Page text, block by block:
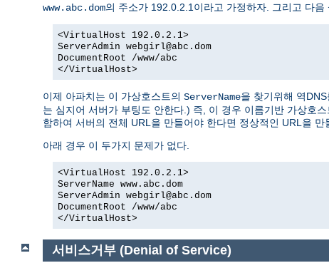
www.abc.dom의 주소가 192.0.2.1이라고 가정하자. 그리고 다음
<VirtualHost 192.0.2.1>
ServerAdmin webgirl@abc.dom
DocumentRoot /www/abc
</VirtualHost>
이제 아파치는 이 가상호스트의 ServerName을 찾기위해 역
는 심지어 서버가 부팅도 안한다.) 즉, 이 경우 이름기반 가상호
함하여 서버의 전체 URL을 만들어야 한다면 정상적인 URL을 만
아래 경우 이 두가지 문제가 없다.
<VirtualHost 192.0.2.1>
ServerName www.abc.dom
ServerAdmin webgirl@abc.dom
DocumentRoot /www/abc
</VirtualHost>
서비스거부 (Denial of Service)